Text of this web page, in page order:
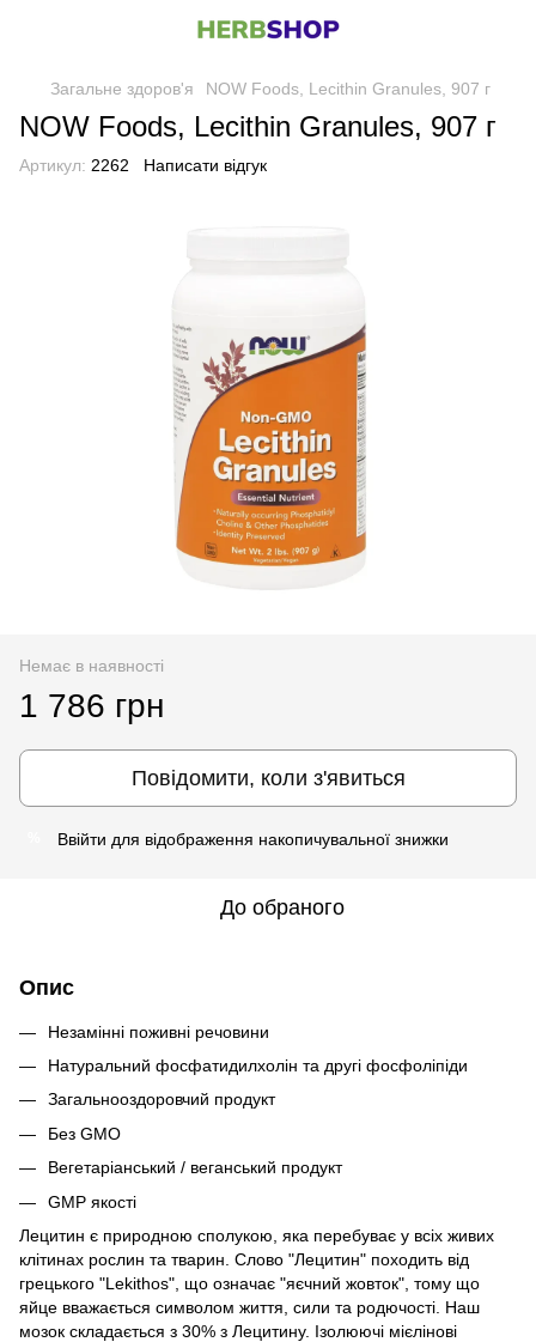
Загальне здоров'я NOW Foods, Lecithin Granules, 907 г
NOW Foods, Lecithin Granules, 907 г
Артикул: 2262 Написати відгук
Немає в наявності
1 786 грн
Повідомити, коли з'явиться
Ввійти для відображення накопичувальної знижки
До обраного
Опис
Незамінні поживні речовини
Натуральний фосфатидилхолін та другі фосфоліпіди
Загальнооздоровчий продукт
Без GMO
Вегетаріанський / веганський продукт
GMP якості
Лецитин є природною сполукою, яка перебуває у всіх живих
клітинах рослин та тварин. Слово "Лецитин" походить від
грецького "Lekithos", що означає "яєчний жовток", тому що
яйце вважається символом життя, сили та родючості. Наш
мозок складається з 30% з Лецитину. Ізолюючі мієлінові